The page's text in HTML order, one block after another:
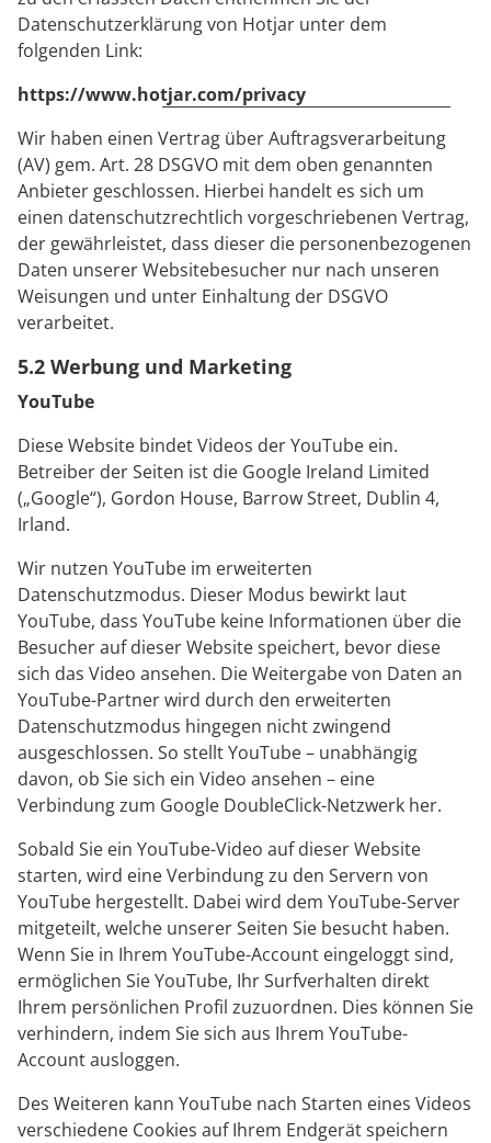
Datenschutzerklärung von Hotjar unter dem
folgenden Link:
https://www.hotjar.com/privacy
Wir haben einen Vertrag über Auftragsverarbeitung
(AV) gem. Art. 28 DSGVO mit dem oben genannten
Anbieter geschlossen. Hierbei handelt es sich um
einen datenschutzrechtlich vorgeschriebenen Vertrag,
der gewährleistet, dass dieser die personenbezogenen
Daten unserer Websitebesucher nur nach unseren
Weisungen und unter Einhaltung der DSGVO
verarbeitet.
5.2 Werbung und Marketing
YouTube
Diese Website bindet Videos der YouTube ein.
Betreiber der Seiten ist die Google Ireland Limited
(„Google“), Gordon House, Barrow Street, Dublin 4,
Irland.
Wir nutzen YouTube im erweiterten
Datenschutzmodus. Dieser Modus bewirkt laut
YouTube, dass YouTube keine Informationen über die
Besucher auf dieser Website speichert, bevor diese
sich das Video ansehen. Die Weitergabe von Daten an
YouTube-Partner wird durch den erweiterten
Datenschutzmodus hingegen nicht zwingend
ausgeschlossen. So stellt YouTube – unabhängig
davon, ob Sie sich ein Video ansehen – eine
Verbindung zum Google DoubleClick-Netzwerk her.
Sobald Sie ein YouTube-Video auf dieser Website
starten, wird eine Verbindung zu den Servern von
YouTube hergestellt. Dabei wird dem YouTube-Server
mitgeteilt, welche unserer Seiten Sie besucht haben.
Wenn Sie in Ihrem YouTube-Account eingeloggt sind,
ermöglichen Sie YouTube, Ihr Surfverhalten direkt
Ihrem persönlichen Profil zuzuordnen. Dies können Sie
verhindern, indem Sie sich aus Ihrem YouTube-
Account ausloggen.
Des Weiteren kann YouTube nach Starten eines Videos
verschiedene Cookies auf Ihrem Endgerät speichern